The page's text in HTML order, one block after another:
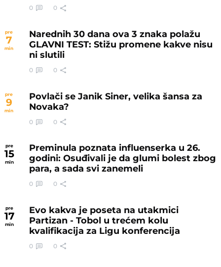
0 0
pre
7
min
Narednih 30 dana ova 3 znaka polažu
GLAVNI TEST: Stižu promene kakve nisu
ni slutili
0 0
pre
9
min
Povlači se Janik Siner, velika šansa za
Novaka?
0 0
pre
15
min
Preminula poznata influenserka u 26.
godini: Osuđivali je da glumi bolest zbog
para, a sada svi zanemeli
0 0
pre
17
min
Evo kakva je poseta na utakmici
Partizan - Tobol u trećem kolu
kvalifikacija za Ligu konferencija
0 0